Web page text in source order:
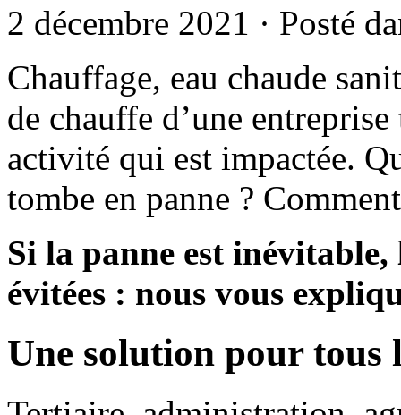
2 décembre 2021 · Posté
Chauffage, eau chaude
de chauffe d’une
activité qui est impactée.
tombe en panne ?
Si la panne est inévitable,
évitées : nous vous
Une solution pour tous